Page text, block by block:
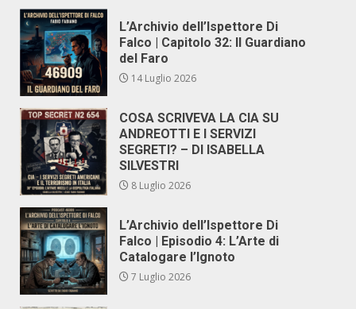
L’Archivio dell’Ispettore Di
Falco | Capitolo 32: Il Guardiano
del Faro
14 Luglio 2026
COSA SCRIVEVA LA CIA SU
ANDREOTTI E I SERVIZI
SEGRETI? – DI ISABELLA
SILVESTRI
8 Luglio 2026
L’Archivio dell’Ispettore Di
Falco | Episodio 4: L’Arte di
Catalogare l’Ignoto
7 Luglio 2026